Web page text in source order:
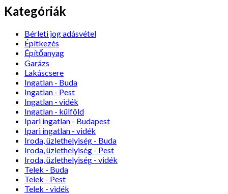
Kategóriák
Bérleti jog adásvétel
Építkezés
Építőanyag
Garázs
Lakáscsere
Ingatlan - Buda
Ingatlan - Pest
Ingatlan - vidék
Ingatlan - külföld
Ipari ingatlan - Budapest
Ipari ingatlan - vidék
Iroda, üzlethelyiség - Buda
Iroda, üzlethelyiség - Pest
Iroda, üzlethelyiség - vidék
Telek - Buda
Telek - Pest
Telek - vidék